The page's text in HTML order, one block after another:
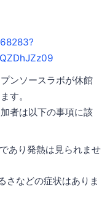
ンソースラボが休館
す。
者は以下の事項に該
あり発熱は見られませ
さなどの症状はありま